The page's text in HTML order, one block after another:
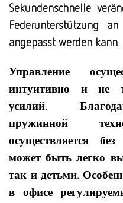
Sekundenschnelle
Federunterstützung
angepasst werden kann.
Управление
интуитивно и не
усилий.
пружинной
осуществляется
может быть легко
так и детьми.
в офисе